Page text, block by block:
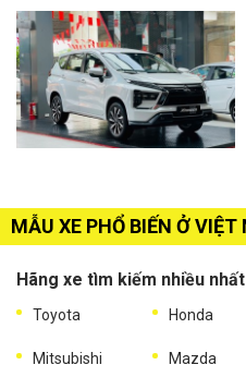
MẪU XE PHỔ BIẾN Ở VIỆT
Hãng xe tìm kiếm nhiều nhất
Toyota Honda
Mitsubishi Mazda